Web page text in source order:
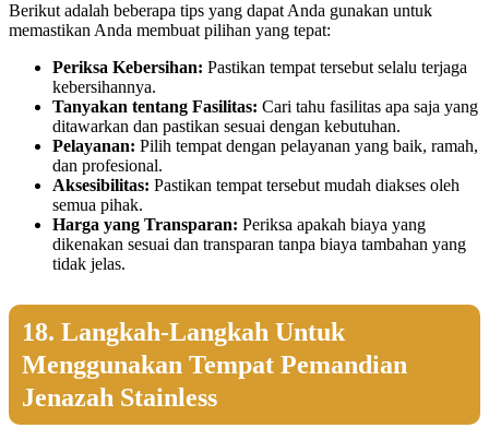
Berikut adalah beberapa tips yang dapat Anda gunakan untuk
memastikan Anda membuat pilihan yang tepat:
Periksa Kebersihan: Pastikan tempat tersebut selalu terjaga
kebersihannya.
Tanyakan tentang Fasilitas: Cari tahu fasilitas apa saja yang
ditawarkan dan pastikan sesuai dengan kebutuhan.
Pelayanan: Pilih tempat dengan pelayanan yang baik, ramah,
dan profesional.
Aksesibilitas: Pastikan tempat tersebut mudah diakses oleh
semua pihak.
Harga yang Transparan: Periksa apakah biaya yang
dikenakan sesuai dan transparan tanpa biaya tambahan yang
tidak jelas.
18. Langkah-Langkah Untuk
Menggunakan Tempat Pemandian
Jenazah Stainless